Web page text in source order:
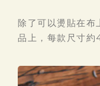
除了可以燙貼在布
品上，每款尺寸